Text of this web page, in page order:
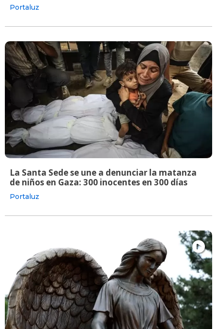
Portaluz
La Santa Sede se une a denunciar la matanza
de niños en Gaza: 300 inocentes en 300 días
Portaluz